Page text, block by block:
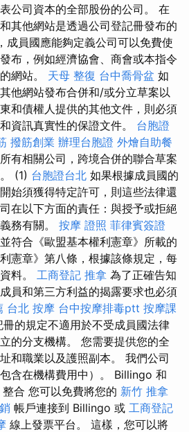
公司資本的全部股份的公司。 在
其他網站是透過公司登記冊發布的
成員國應能夠定義公司可以免費使
布，例如經濟協會、商會或本指令
網站。 天母 整復 台中喬骨盆 如
他網站發布合併和/或分立草案以
和債權人提供的其他文件，則必須
資訊真實性的保證文件。 台胞證
撥筋創業 辦理台胞證 外燴自助餐
有相關公司，跨境合併的聯合草案
(1) 台胞證台北 如果根據成員國的
始須獲得特定許可，則這些法律還
在以下方面的責任：與授予或拒絕
務有關。 按摩 證照 菲律賓簽證
符合《歐盟基本權利憲章》所載的
憲章》第八條，根據該條規定，每
料。 工商登記 推拿 為了正確告知
員和第三方利益的揭露要求也必須
台北 按摩 台中按摩排毒ptt 按摩課
的規定不適用於不受成員國法律
的分支機構。 您需要提供您的全
和職業以及護照副本。 我們公司
含在機構費用中）。 Billingo 和
整合 您可以免費將您的 新竹 推拿
帳戶連接到 Billingo 或 工商登記
線上發票平台。 這樣，您可以將